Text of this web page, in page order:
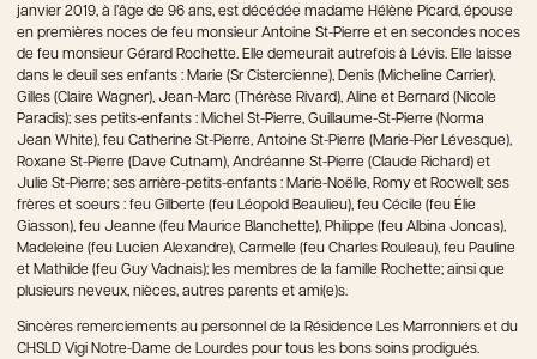
janvier 2019, à l’âge de 96 ans, est décédée madame Hélène Picard, épouse
en premières noces de feu monsieur Antoine St-Pierre et en secondes noces
de feu monsieur Gérard Rochette. Elle demeurait autrefois à Lévis. Elle laisse
dans le deuil ses enfants : Marie (Sr Cistercienne), Denis (Micheline Carrier),
Gilles (Claire Wagner), Jean-Marc (Thérèse Rivard), Aline et Bernard (Nicole
Paradis); ses petits-enfants : Michel St-Pierre, Guillaume-St-Pierre (Norma
Jean White), feu Catherine St-Pierre, Antoine St-Pierre (Marie-Pier Lévesque),
Roxane St-Pierre (Dave Cutnam), Andréanne St-Pierre (Claude Richard) et
Julie St-Pierre; ses arrière-petits-enfants : Marie-Noëlle, Romy et Rocwell; ses
frères et soeurs : feu Gilberte (feu Léopold Beaulieu), feu Cécile (feu Élie
Giasson), feu Jeanne (feu Maurice Blanchette), Philippe (feu Albina Joncas),
Madeleine (feu Lucien Alexandre), Carmelle (feu Charles Rouleau), feu Pauline
et Mathilde (feu Guy Vadnais); les membres de la famille Rochette; ainsi que
plusieurs neveux, nièces, autres parents et ami(e)s.
Sincères remerciements au personnel de la Résidence Les Marronniers et du
CHSLD Vigi Notre-Dame de Lourdes pour tous les bons soins prodigués.